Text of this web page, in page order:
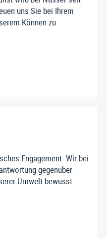
uns Sie bei Ihrem
Können zu
Engagement. Wir bei
gegenüber
Umwelt bewusst.